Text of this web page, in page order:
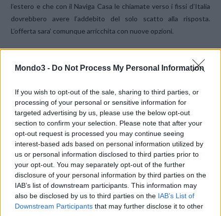
Mondo3 - Do Not Process My Personal Information
If you wish to opt-out of the sale, sharing to third parties, or
processing of your personal or sensitive information for
targeted advertising by us, please use the below opt-out
section to confirm your selection. Please note that after your
opt-out request is processed you may continue seeing
interest-based ads based on personal information utilized by
us or personal information disclosed to third parties prior to
your opt-out. You may separately opt-out of the further
disclosure of your personal information by third parties on the
IAB’s list of downstream participants. This information may
also be disclosed by us to third parties on the IAB’s List of
Downstream Participants that may further disclose it to other
l’estero e che con il Naviga Casa le chiamate verso i fissi d’Italia
dovrebbero avere l’addebito del solo scatto alla risposta.
L’offerta sara’ comunque arricchita con nuove opzioni.
forum dedicato a
Fastweb Mobile.
CONDIVIDI QUESTO ARTICOLO:
E-mail LinkedIn Facebook
X Mastodon Telegram
WhatsApp Stampa Altro